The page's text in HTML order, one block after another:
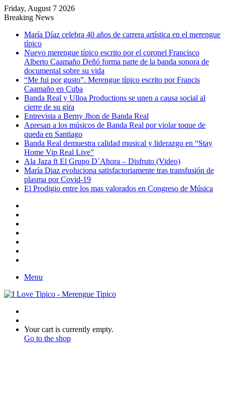
Friday, August 7 2026
Breaking News
María Díaz celebra 40 años de carrera artística en el merengue
típico
Nuevo merengue típico escrito por el coronel Francisco
Alberto Caamaño Deñó forma parte de la banda sonora de
documental sobre su vida
“Me fui por gusto”. Merengue típico escrito por Francis
Caamaño en Cuba
Banda Real y Ulloa Productions se unen a causa social al
cierre de su gira
Entrevista a Berny Jhon de Banda Real
Apresan a los músicos de Banda Real por violar toque de
queda en Santiago
Banda Real demuestra calidad musical y liderazgo en “Stay
Home Vip Real Live”
Ala Jaza ft El Grupo D`Ahora – Disfruto (Video)
María Diaz evoluciona satisfactoriamente tras transfusión de
plasma por Covid-19
El Prodigio entre los mas valorados en Congreso de Música
Menu
skin
View
your
Your cart is currently empty.
Go to the shop